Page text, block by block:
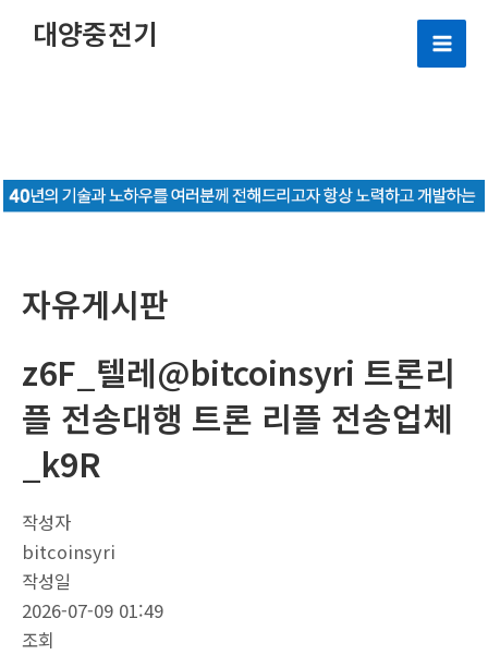
뛰
기
대양중전기
Main
자유게시판
z6F_텔레@bitcoinsyri 트론리
플 전송대행 트론 리플 전송업체
_k9R
작성자
bitcoinsyri
작성일
2026-07-09 01:49
조회